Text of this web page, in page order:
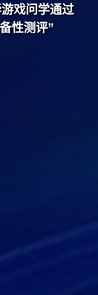
戏问学通过
性测评”